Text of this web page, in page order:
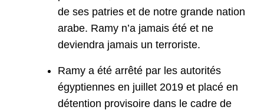
de ses patries et de notre grande nation
arabe. Ramy n’a jamais été et ne
deviendra jamais un terroriste.
Ramy a été arrêté par les autorités
égyptiennes en juillet 2019 et placé en
détention provisoire dans le cadre de